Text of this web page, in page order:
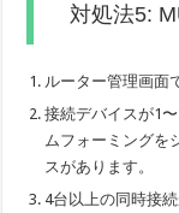
対処法5:
ルーター管理画面
接続デバイスが1
ムフォーミングを
スがあります。
4台以上の同時接